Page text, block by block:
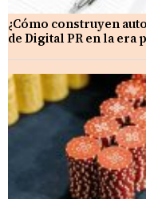
¿Cómo construyen
de Digital PR en la era